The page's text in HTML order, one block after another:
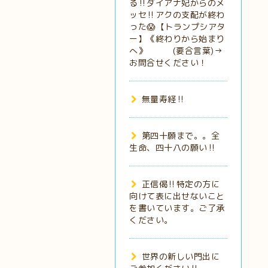
る‼️ダイアナ妃からのメ
ッセ‼️アクの支配が終わ
った😱【トランプシアタ
ー】《終わりから始まり
へ》 (要合言葉)→
お問合せください！
無量寿経‼️
第四十願まで。。全
生命、四十八の願い‼️
正信偈‼️特定の方に
向けて表に出せないこと
を書いています。ご了承
ください。
世界の新しい門出に